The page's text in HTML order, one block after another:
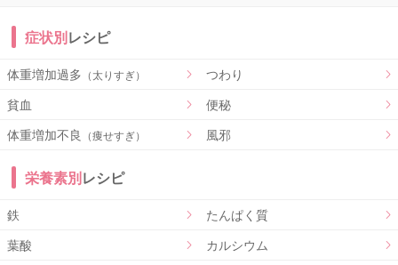
症状別レシピ
体重増加過多 （太りすぎ）
つわり
貧血
便秘
体重増加不良 （痩せすぎ） 風邪
栄養素別レシピ
鉄
たんぱく質
葉酸
カルシウム